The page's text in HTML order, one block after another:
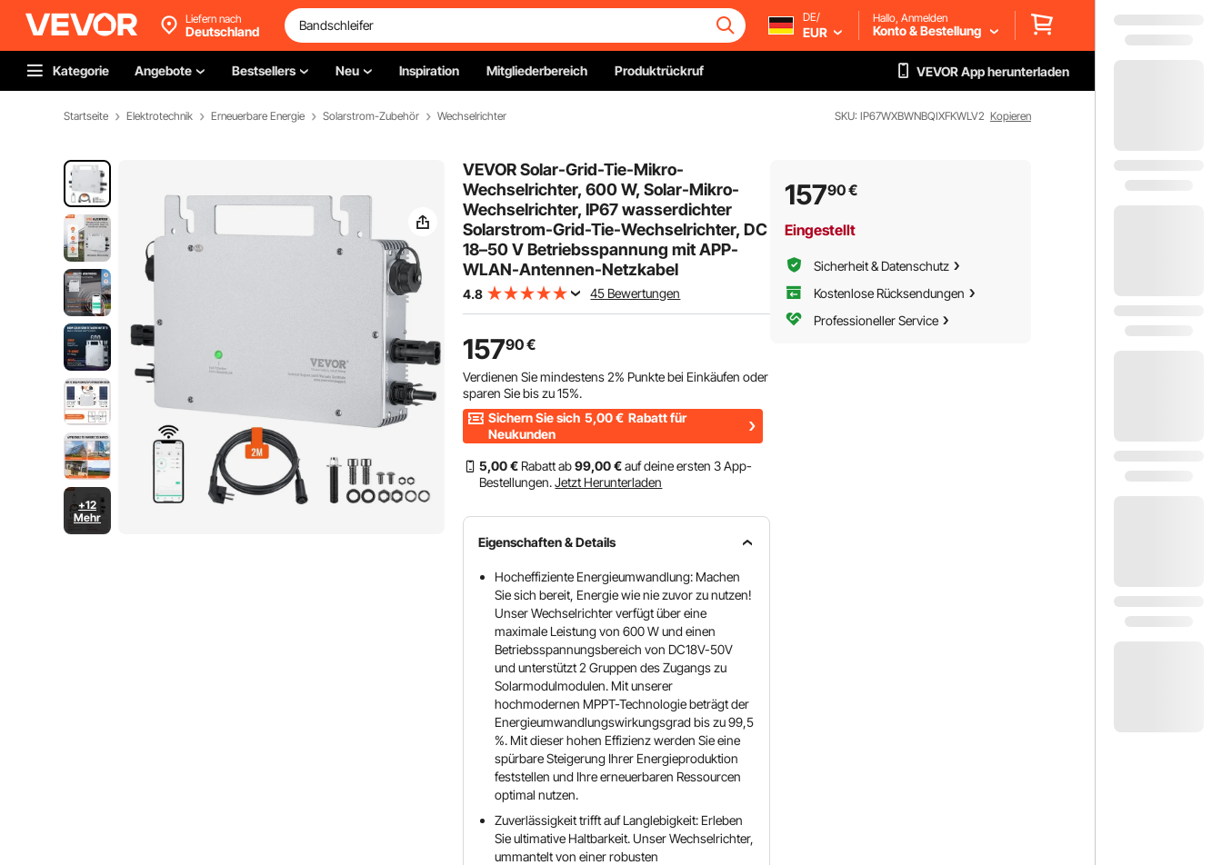
Liefern nach
Deutschland
DE/
EUR
Hallo, Anmelden
Konto & Bestellung
Kategorie Angebote Bestsellers Neu Inspiration Mitgliederbereich Produktrückruf VEVOR App herunterladen
Startseite Elektrotechnik Erneuerbare Energie Solarstrom-Zubehör Wechselrichter SKU: IP67WXBWNBQIXFKWLV2 Kopieren
+12
Mehr
VEVOR Solar-Grid-Tie-Mikro-
Wechselrichter, 600 W, Solar-Mikro-
Wechselrichter, IP67 wasserdichter
Solarstrom-Grid-Tie-Wechselrichter, DC
18–50 V Betriebsspannung mit APP-
WLAN-Antennen-Netzkabel
4.8 45 Bewertungen
15790€
Verdienen Sie mindestens2% Punkte bei Einkäufen oder
sparen Sie bis zu15%.
Sichern Sie sich 5,00 € Rabatt für
Neukunden
5,00 € Rabatt ab99,00 €auf deine ersten 3 App-
Bestellungen. Jetzt Herunterladen
Eigenschaften & Details
Hocheffiziente Energieumwandlung: Machen
Sie sich bereit, Energie wie nie zuvor zu nutzen!
Unser Wechselrichter verfügt über eine
maximale Leistung von 600 W und einen
Betriebsspannungsbereich von DC18V-50V
und unterstützt 2 Gruppen des Zugangs zu
Solarmodulmodulen. Mit unserer
hochmodernen MPPT-Technologie beträgt der
Energieumwandlungswirkungsgrad bis zu 99,5
%. Mit dieser hohen Effizienz werden Sie eine
spürbare Steigerung Ihrer Energieproduktion
feststellen und Ihre erneuerbaren Ressourcen
optimal nutzen.
Zuverlässigkeit trifft auf Langlebigkeit: Erleben
Sie ultimative Haltbarkeit. Unser Wechselrichter,
ummantelt von einer robusten
15790€
Eingestellt
Sicherheit & Datenschutz
Kostenlose Rücksendungen
Professioneller Service